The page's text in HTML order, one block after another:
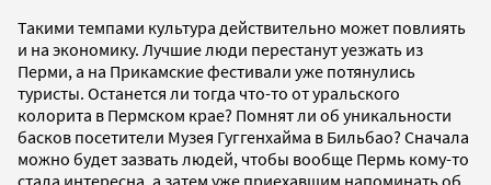
Такими темпами культура действительно может повлиять
и на экономику. Лучшие люди перестанут уезжать из
Перми, а на Прикамские фестивали уже потянулись
туристы. Останется ли тогда что-то от уральского
колорита в Пермском крае? Помнят ли об уникальности
басков посетители Музея Гуггенхайма в Бильбао? Сначала
можно будет зазвать людей, чтобы вообще Пермь кому-то
стала интересна, а затем уже приехавшим напоминать об